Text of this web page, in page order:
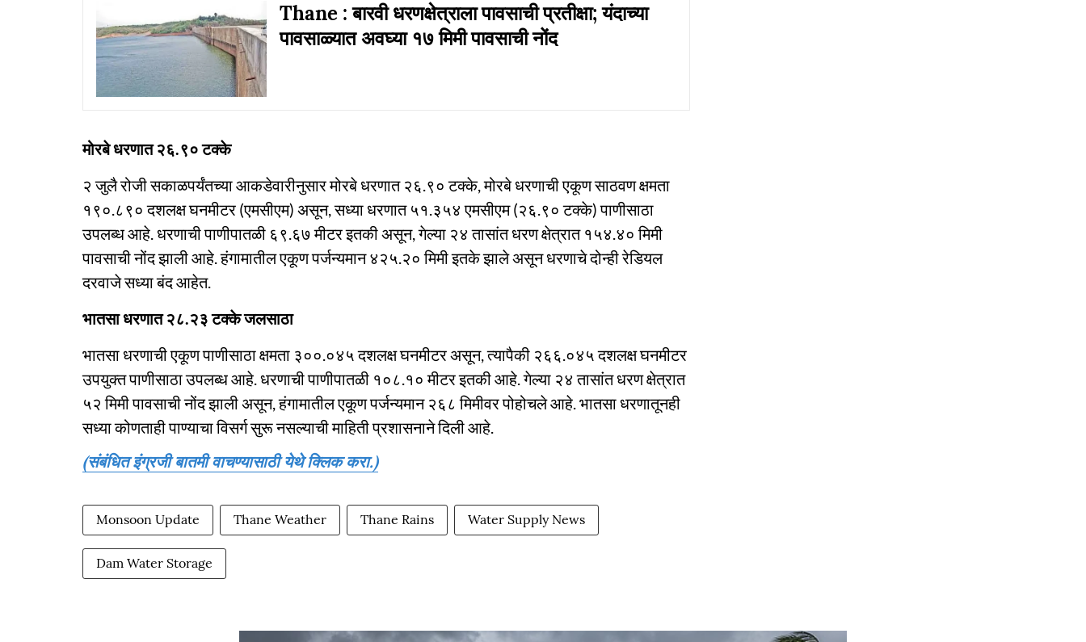
Thane : बारवी धरणक्षेत्राला पावसाची प्रतीक्षा; यंदाच्या
पावसाळ्यात अवघ्या १७ मिमी पावसाची नोंद
मोरबे धरणात २६.९० टक्के
२ जुलै रोजी सकाळपर्यंतच्या आकडेवारीनुसार मोरबे धरणात २६.९० टक्के, मोरबे धरणाची एकूण साठवण क्षमता
१९०.८९० दशलक्ष घनमीटर (एमसीएम) असून, सध्या धरणात ५१.३५४ एमसीएम (२६.९० टक्के) पाणीसाठा
उपलब्ध आहे. धरणाची पाणीपातळी ६९.६७ मीटर इतकी असून, गेल्या २४ तासांत धरण क्षेत्रात १५४.४० मिमी
पावसाची नोंद झाली आहे. हंगामातील एकूण पर्जन्यमान ४२५.२० मिमी इतके झाले असून धरणाचे दोन्ही रेडियल
दरवाजे सध्या बंद आहेत.
भातसा धरणात २८.२३ टक्के जलसाठा
भातसा धरणाची एकूण पाणीसाठा क्षमता ३००.०४५ दशलक्ष घनमीटर असून, त्यापैकी २६६.०४५ दशलक्ष घनमीटर
उपयुक्त पाणीसाठा उपलब्ध आहे. धरणाची पाणीपातळी १०८.१० मीटर इतकी आहे. गेल्या २४ तासांत धरण क्षेत्रात
५२ मिमी पावसाची नोंद झाली असून, हंगामातील एकूण पर्जन्यमान २६८ मिमीवर पोहोचले आहे. भातसा धरणातूनही
सध्या कोणताही पाण्याचा विसर्ग सुरू नसल्याची माहिती प्रशासनाने दिली आहे.
(संबंधित इंग्रजी बातमी वाचण्यासाठी येथे क्लिक करा.)
Monsoon Update Thane Weather Thane Rains Water Supply News
Dam Water Storage